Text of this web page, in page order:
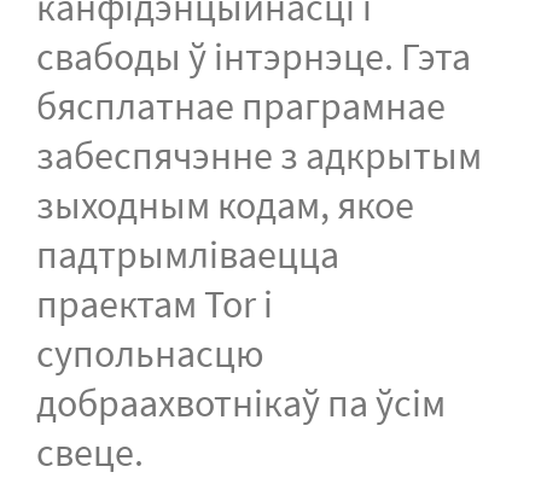
свабоды ў інтэрнэце. Гэта
бясплатнае праграмнае
забеспячэнне з адкрытым
зыходным кодам, якое
падтрымліваецца
праектам Tor і
супольнасцю
добраахвотнікаў па ўсім
свеце.